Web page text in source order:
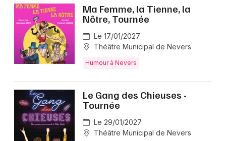
Ma Femme, la Tienne, la
Nôtre, Tournée
Le 17/01/2027
Théâtre Municipal de Nevers
Humour à Nevers
Le Gang des Chieuses -
Tournée
Le 29/01/2027
Théâtre Municipal de Nevers